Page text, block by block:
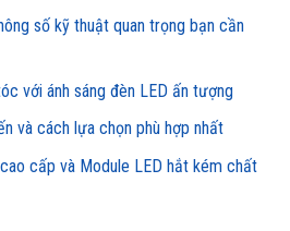
số kỹ thuật quan trọng bạn cần
với ánh sáng đèn LED ấn tượng
và cách lựa chọn phù hợp nhất
cấp và Module LED hắt kém chất